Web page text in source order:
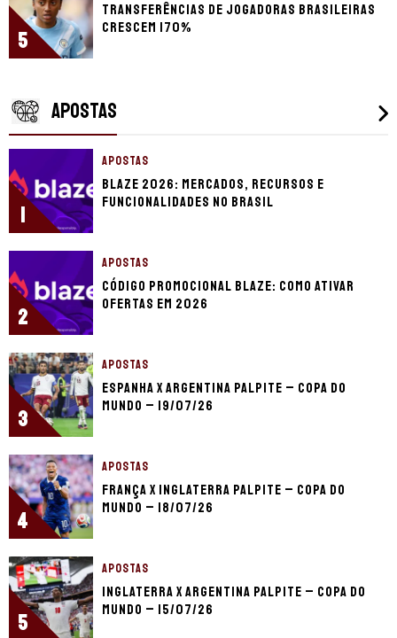
5
Transferências de jogadoras brasileiras
crescem 170%
APOSTAS
1
APOSTAS
Blaze 2026: mercados, recursos e
funcionalidades no Brasil
2
APOSTAS
Código promocional Blaze: como ativar
ofertas em 2026
3
APOSTAS
Espanha x Argentina palpite – Copa do
Mundo – 19/07/26
4
APOSTAS
França x Inglaterra palpite – Copa do
Mundo – 18/07/26
5
APOSTAS
Inglaterra x Argentina palpite – Copa do
Mundo – 15/07/26